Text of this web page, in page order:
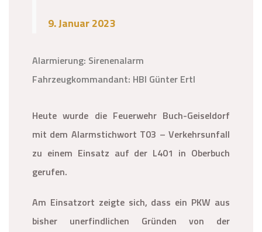
9. Januar 2023
Alarmierung: Sirenenalarm
Fahrzeugkommandant: HBI Günter Ertl
Heute wurde die Feuerwehr Buch-Geiseldorf
mit dem Alarmstichwort T03 – Verkehrsunfall
zu einem Einsatz auf der L401 in Oberbuch
gerufen.
Am Einsatzort zeigte sich, dass ein PKW aus
bisher unerfindlichen Gründen von der